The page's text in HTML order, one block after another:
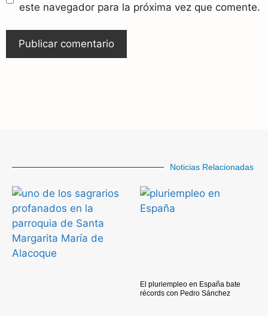
este navegador para la próxima vez que comente.
Noticias Relacionadas
El pluriempleo en España bate
récords con Pedro Sánchez